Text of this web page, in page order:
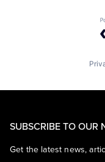
SUBSCRIBE TO OUR
Get the latest news,